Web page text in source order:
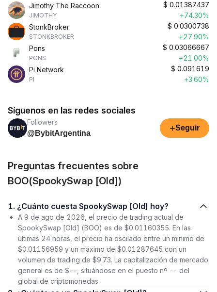
Jimothy The Raccoon
JIMOTHY
$ 0.01387437
+74.30%
StonkBroker
STONKBROKER
$ 0.0300738
+27.90%
Pons
PONS
$ 0.03066667
+21.00%
Pi Network
PI
$ 0.091619
+3.60%
Síguenos en las redes sociales
Followers
@BybitArgentina
+Seguir
Preguntas frecuentes sobre
BOO(SpookySwap [Old])
1. ¿Cuánto cuesta SpookySwap [Old] hoy?
A 9 de ago de 2026, el precio de trading actual de
SpookySwap [Old] (BOO) es de $0.01160355. En las
últimas 24 horas, el precio ha oscilado entre un mínimo de
$0.01156959 y un máximo de $0.01287645 con un
volumen de trading de $9.73. La capitalización de mercado
general es de $--, situándose en el puesto nº -- del
global de criptomonedas.